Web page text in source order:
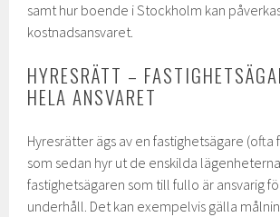
samt hur boende i Stockholm kan
kostnadsansvaret.
HYRESRÄTT –
HELA ANSVARET
Hyresrätter ägs av en fastighetsägare (ofta
som sedan hyr ut de enskilda
fastighetsägaren som till fullo är ansvarig
underhåll. Det kan exempelvis gälla